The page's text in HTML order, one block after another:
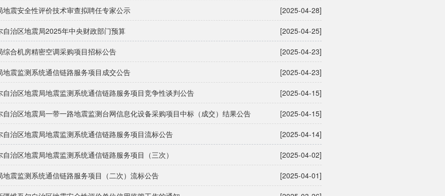
地震安全性评价技术审查拟聘任专家公示 [2025-04-28]
自治区地震局2025年中央财政部门预算 [2025-04-25]
综合机房精密空调采购项目招标公告 [2025-04-23]
地震监测系统通信链路服务项目成交公告 [2025-04-23]
自治区地震局地震监测系统通信链路服务项目竞争性谈判公告 [2025-04-15]
自治区地震局一带一路地震监测台网信息化设备采购项目中标（成交）结果公告 [2025-04-15]
自治区地震局地震监测系统通信链路服务项目流标公告 [2025-04-14]
自治区地震局地震监测系统通信链路服务项目（三次） [2025-04-02]
地震监测系统通信链路服务项目（二次）流标公告 [2025-04-01]